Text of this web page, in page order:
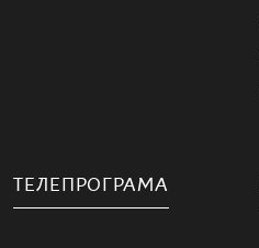
ТЕЛЕПРОГРАМА